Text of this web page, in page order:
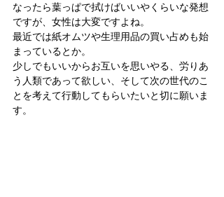
なったら葉っぱで拭けばいいやくらいな発想
ですが、女性は大変ですよね。
最近では紙オムツや生理用品の買い占めも始
まっているとか。
少しでもいいからお互いを思いやる、労りあ
う人類であって欲しい、そして次の世代のこ
とを考えて行動してもらいたいと切に願いま
す。